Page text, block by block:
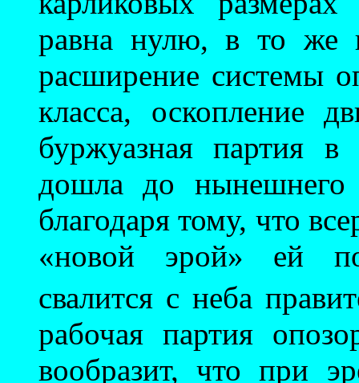
равна нулю, в то же
расширение системы
класса, оскопление
буржуазная партия
дошла до нынешнего
благодаря тому, что
«новой эрой» ей
свалится с неба
рабочая партия
вообразит, что при